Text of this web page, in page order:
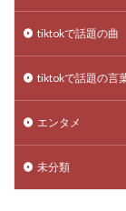
tiktokで話題の曲
tiktokで話題の言
エンタメ
未分類